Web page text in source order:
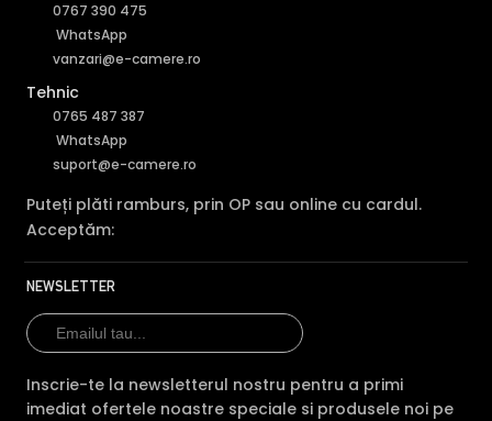
0767 390 475
WhatsApp
vanzari@e-camere.ro
Tehnic
0765 487 387
WhatsApp
suport@e-camere.ro
Puteți plăti ramburs, prin OP sau online cu cardul.
Acceptăm:
NEWSLETTER
Inscrie-te la newsletterul nostru pentru a primi
imediat ofertele noastre speciale si produsele noi pe